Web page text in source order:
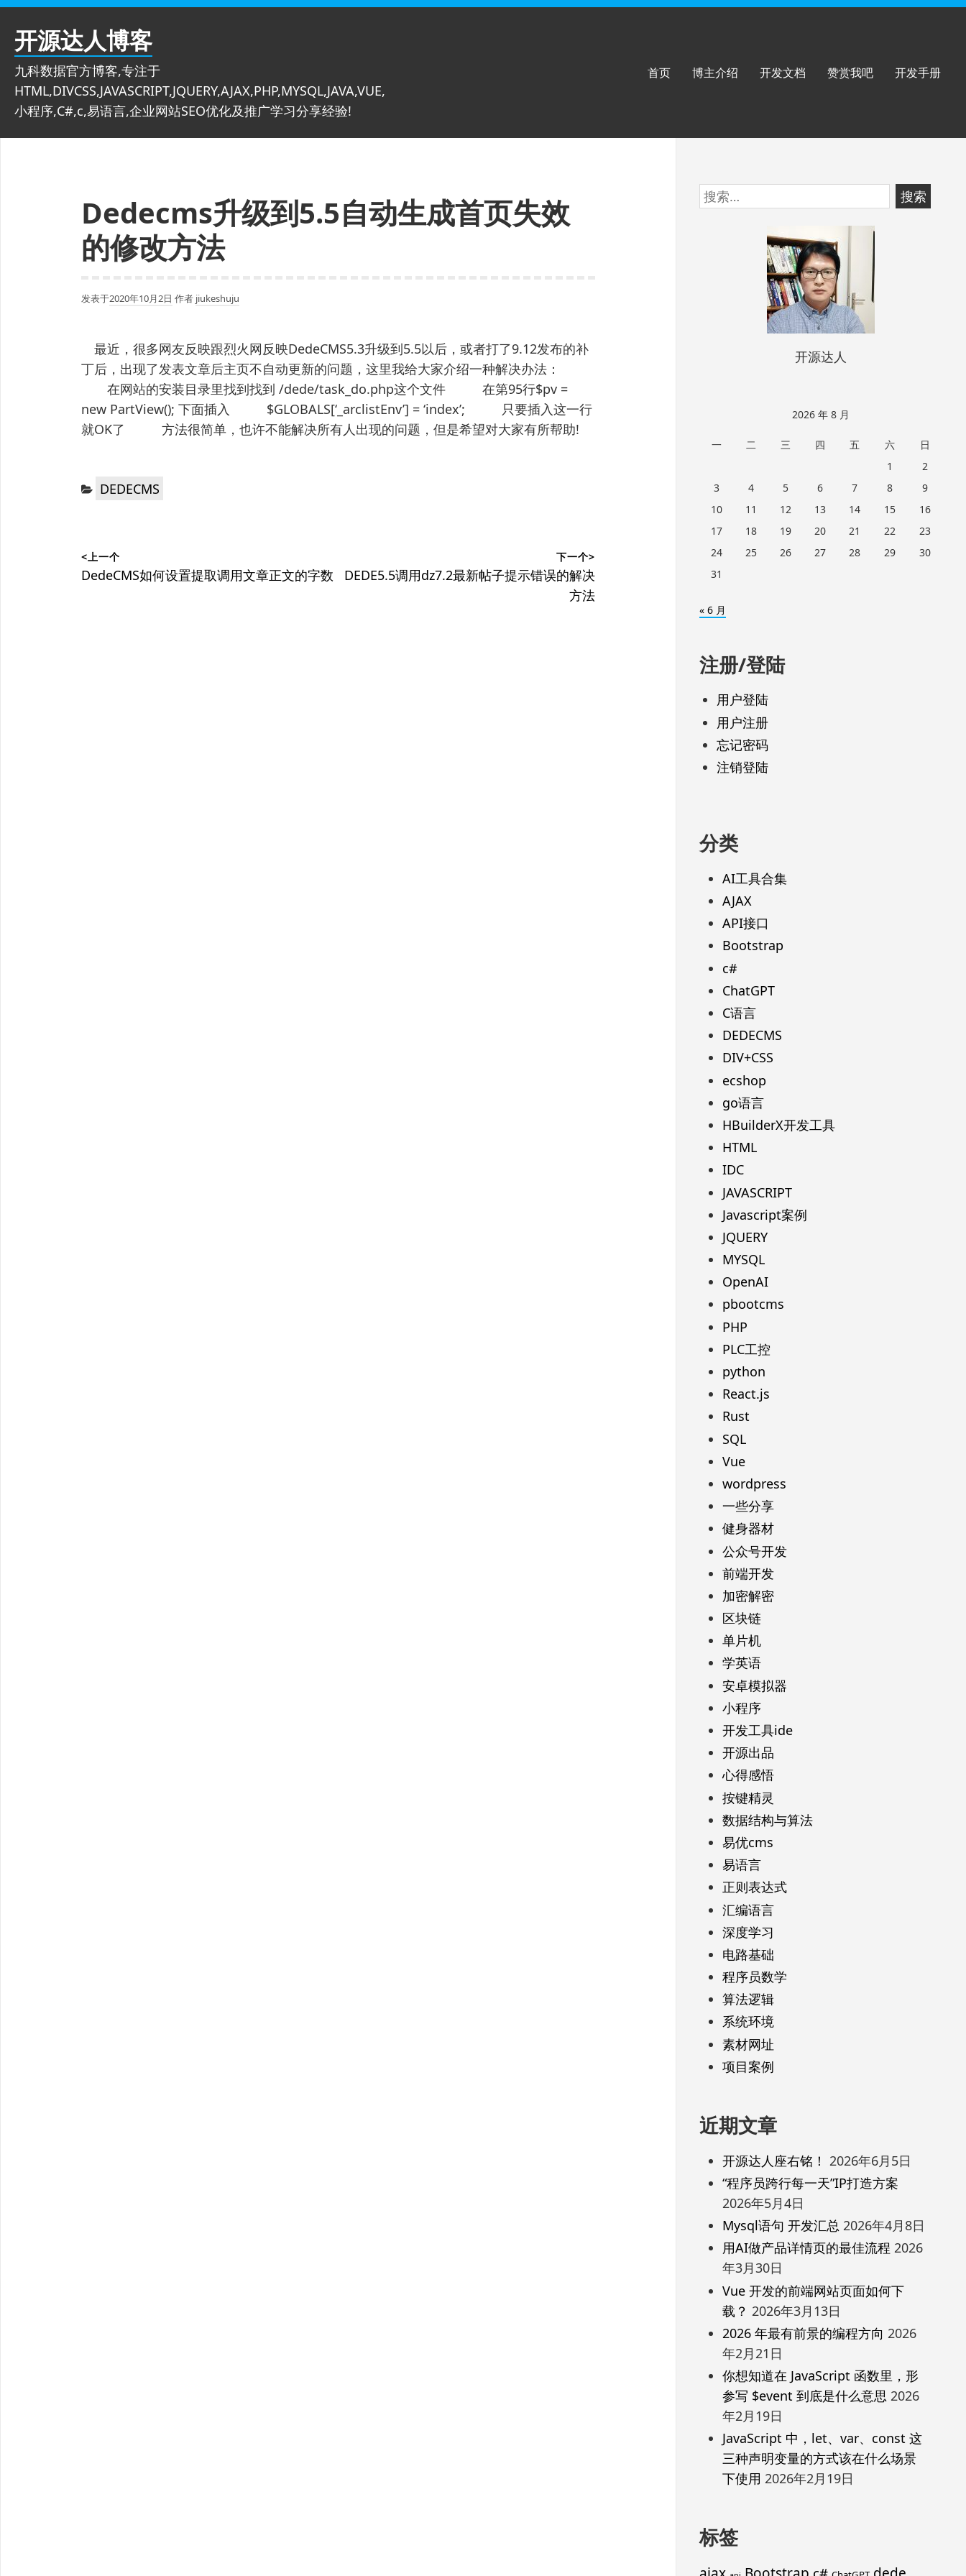
跳
开源达人博客
九科数据官方博客,专注于
HTML,DIVCSS,JAVASCRIPT,JQUERY,AJAX,PHP,MYSQL,JAVA,VUE,
小程序,C#,c,易语言,企业网站SEO优化及推广学习分享经验!
首页 博主介绍 开发文档 赞赏我吧 开发手册
Dedecms升级到5.5自动生成首页失效
的修改方法
发表于2020年10月2日 作者 jiukeshuju
最近，很多网友反映跟烈火网反映DedeCMS5.3升级到5.5以后，或者打了9.12发布的补
丁后，出现了发表文章后主页不自动更新的问题，这里我给大家介绍一种解决办法：
在网站的安装目录里找到找到 /dede/task_do.php这个文件 在第95行$pv =
new PartView(); 下面插入 $GLOBALS[‘_arclistEnv’] = ‘index’; 只要插入这一行
就OK了 方法很简单，也许不能解决所有人出现的问题，但是希望对大家有所帮助!
分 DEDECMS
章
<上一个
上
DedeCMS如何设置提取调用文章正文的字数
下一个>
下
DEDE5.5调用dz7.2最新帖子提示错误的解决
方法
跳
至
搜
索：
开源达人
2026 年 8 月
一 二 三 四 五 六
日
1
2
3
4 5 6 7 8
9
10
11 12 13 14 15
16
17
18 19 20 21 22
23
24
25 26 27 28 29
30
31
« 6 月
注册/登陆
用户登陆
用户注册
忘记密码
注销登陆
分类
AI工具合集
AJAX
API接口
Bootstrap
c#
ChatGPT
C语言
DEDECMS
DIV+CSS
ecshop
go语言
HBuilderX开发工具
HTML
IDC
JAVASCRIPT
Javascript案例
JQUERY
MYSQL
OpenAI
pbootcms
PHP
PLC工控
python
React.js
Rust
SQL
Vue
wordpress
一些分享
健身器材
公众号开发
前端开发
加密解密
区块链
单片机
学英语
安卓模拟器
小程序
开发工具ide
开源出品
心得感悟
按键精灵
数据结构与算法
易优cms
易语言
正则表达式
汇编语言
深度学习
电路基础
程序员数学
算法逻辑
系统环境
素材网址
项目案例
近期文章
开源达人座右铭！ 2026年6月5日
“程序员跨行每一天”IP打造方案
2026年5月4日
Mysql语句 开发汇总 2026年4月8日
用AI做产品详情页的最佳流程 2026
年3月30日
Vue 开发的前端网站页面如何下
载？ 2026年3月13日
2026 年最有前景的编程方向 2026
年2月21日
你想知道在 JavaScript 函数里，形
参写 $event 到底是什么意思 2026
年2月19日
JavaScript 中，let、var、const 这
三种声明变量的方式该在什么场景
下使用 2026年2月19日
标签